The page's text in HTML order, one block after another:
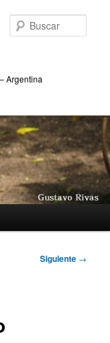
Argentina
Siguiente →